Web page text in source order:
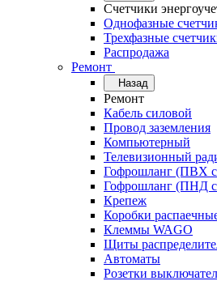
Счетчики
Однофазные
Трехфазные
Распродажа
Ремонт
Назад
Ремонт
Кабель силовой
Провод заземления
Компьютерный
Телевизионный
Гофрошланг (ПВХ
Гофрошланг (ПНД
Крепеж
Коробки
Клеммы WAGO
Щиты
Автоматы
Розетки